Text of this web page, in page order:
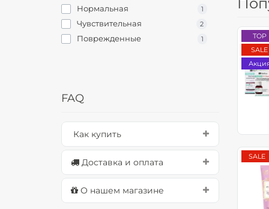
Нормальная 1
Чувствительная 2
Поврежденные 1
FAQ
Как купить
Доставка и оплата
О нашем магазине
TOP
SALE
SALE